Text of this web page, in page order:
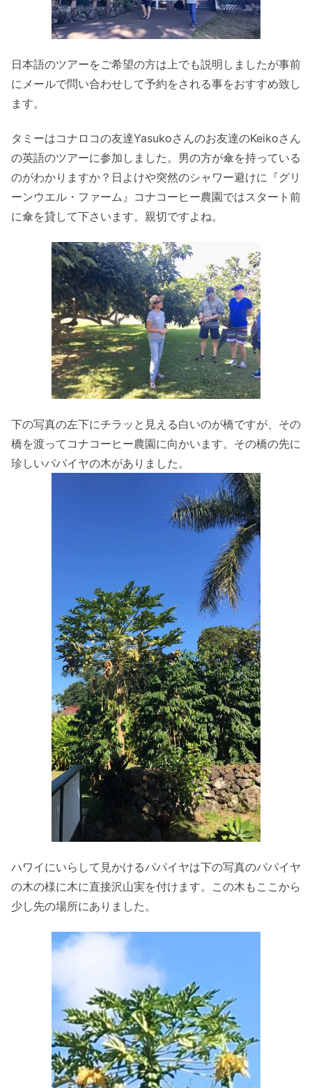
日本語のツアーをご希望の方は上でも説明しましたが事前
にメールで問い合わせして予約をされる事をおすすめ致し
ます。
タミーはコナロコの友達Yasukoさんのお友達のKeikoさん
の英語のツアーに参加しました。男の方が傘を持っている
のがわかりますか？日よけや突然のシャワー避けに『グリ
ーンウエル・ファーム』コナコーヒー農園ではスタート前
に傘を貸して下さいます。親切ですよね。
下の写真の左下にチラッと見える白いのが橋ですが、その
橋を渡ってコナコーヒー農園に向かいます。その橋の先に
珍しいパパイヤの木がありました。
ハワイにいらして見かけるパパイヤは下の写真のパパイヤ
の木の様に木に直接沢山実を付けます。この木もここから
少し先の場所にありました。